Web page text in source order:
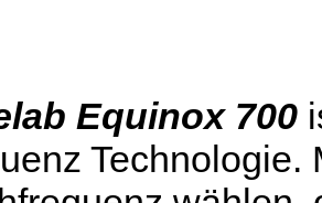
Equinox 700